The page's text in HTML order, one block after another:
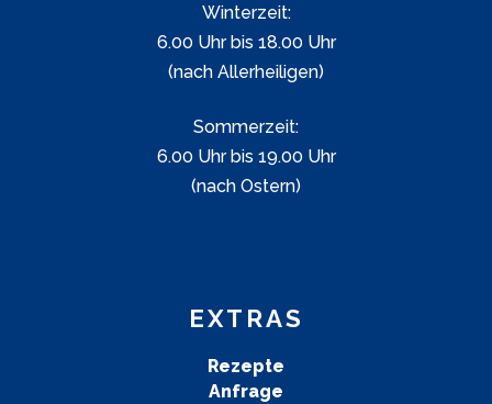
Winterzeit:
6.00 Uhr bis 18.00 Uhr
(nach Allerheiligen)
Sommerzeit:
6.00 Uhr bis 19.00 Uhr
(nach Ostern)
EXTRAS
Rezepte
Anfrage